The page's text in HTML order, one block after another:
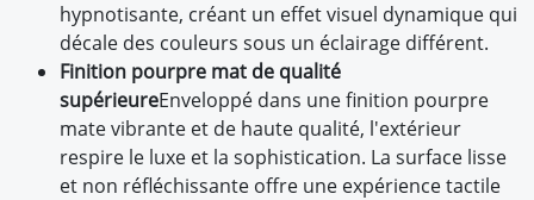
hypnotisante, créant un effet visuel dynamique qui
décale des couleurs sous un éclairage différent.
Finition pourpre mat de qualité
supérieureEnveloppé dans une finition pourpre
mate vibrante et de haute qualité, l'extérieur
respire le luxe et la sophistication. La surface lisse
et non réfléchissante offre une expérience tactile